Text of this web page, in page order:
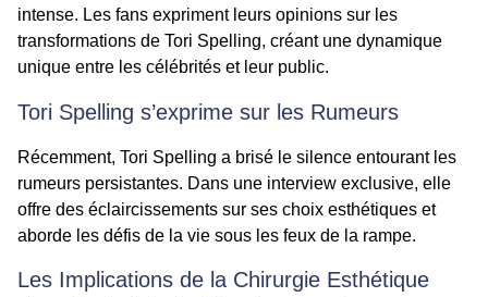
intense. Les fans expriment leurs opinions sur les
transformations de Tori Spelling, créant une dynamique
unique entre les célébrités et leur public.
Tori Spelling s’exprime sur les Rumeurs
Récemment, Tori Spelling a brisé le silence entourant les
rumeurs persistantes. Dans une interview exclusive, elle
offre des éclaircissements sur ses choix esthétiques et
aborde les défis de la vie sous les feux de la rampe.
Les Implications de la Chirurgie Esthétique